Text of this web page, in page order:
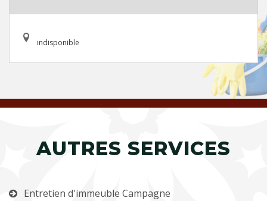
indisponible
AUTRES SERVICES
Entretien d'immeuble Campagne